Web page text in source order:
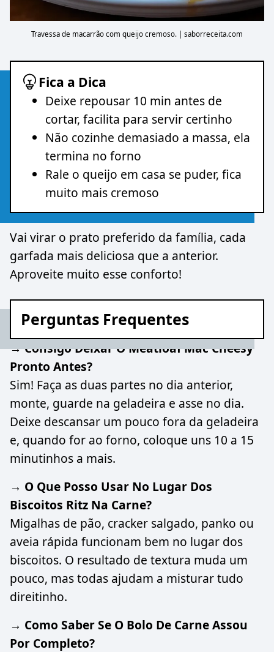
Travessa de macarrão com queijo cremoso. | saborreceita.com
Fica a Dica
Deixe repousar 10 min antes de
cortar, facilita para servir certinho
Não cozinhe demasiado a massa, ela
termina no forno
Rale o queijo em casa se puder, fica
muito mais cremoso
Vai virar o prato preferido da família, cada
garfada mais deliciosa que a anterior.
Aproveite muito esse conforto!
Perguntas Frequentes
→ Consigo Deixar O Meatloaf Mac Cheesy
Pronto Antes?
Sim! Faça as duas partes no dia anterior,
monte, guarde na geladeira e asse no dia.
Deixe descansar um pouco fora da geladeira
e, quando for ao forno, coloque uns 10 a 15
minutinhos a mais.
→ O Que Posso Usar No Lugar Dos
Biscoitos Ritz Na Carne?
Migalhas de pão, cracker salgado, panko ou
aveia rápida funcionam bem no lugar dos
biscoitos. O resultado de textura muda um
pouco, mas todas ajudam a misturar tudo
direitinho.
→ Como Saber Se O Bolo De Carne Assou
Por Completo?